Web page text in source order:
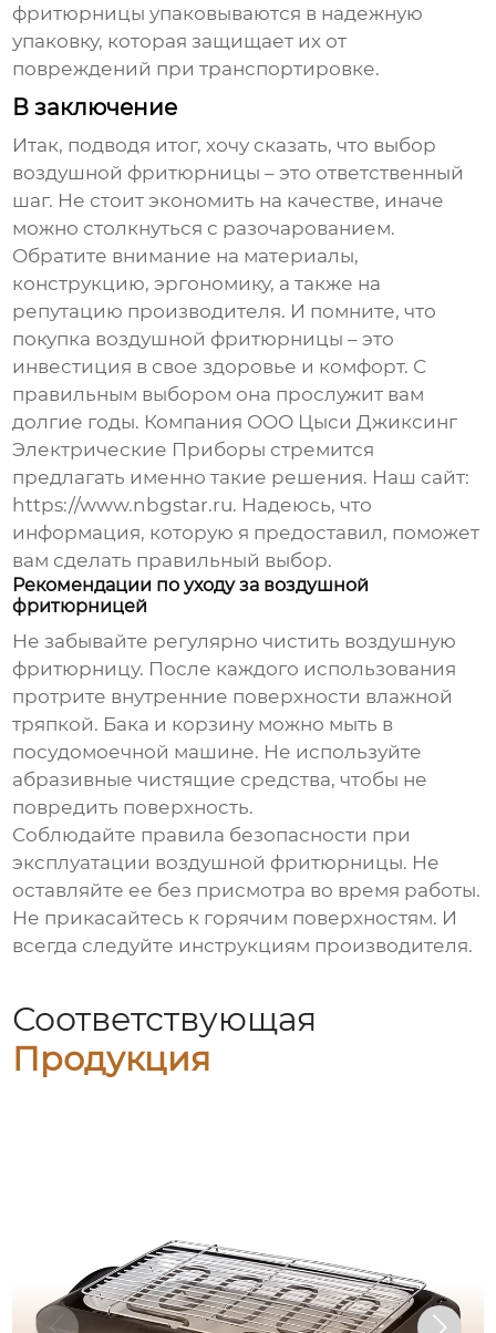
фритюрницы упаковываются в надежную
упаковку, которая защищает их от
повреждений при транспортировке.
В заключение
Итак, подводя итог, хочу сказать, что выбор
воздушной фритюрницы – это ответственный
шаг. Не стоит экономить на качестве, иначе
можно столкнуться с разочарованием.
Обратите внимание на материалы,
конструкцию, эргономику, а также на
репутацию производителя. И помните, что
покупка воздушной фритюрницы – это
инвестиция в свое здоровье и комфорт. С
правильным выбором она прослужит вам
долгие годы. Компания ООО Цыси Джиксинг
Электрические Приборы стремится
предлагать именно такие решения. Наш сайт:
https://www.nbgstar.ru. Надеюсь, что
информация, которую я предоставил, поможет
вам сделать правильный выбор.
Рекомендации по уходу за воздушной
фритюрницей
Не забывайте регулярно чистить воздушную
фритюрницу. После каждого использования
протрите внутренние поверхности влажной
тряпкой. Бака и корзину можно мыть в
посудомоечной машине. Не используйте
абразивные чистящие средства, чтобы не
повредить поверхность.
Соблюдайте правила безопасности при
эксплуатации воздушной фритюрницы. Не
оставляйте ее без присмотра во время работы.
Не прикасайтесь к горячим поверхностям. И
всегда следуйте инструкциям производителя.
Соответствующая
Продукция